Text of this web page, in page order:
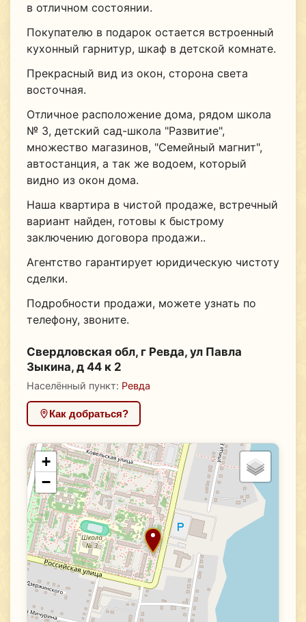
в отличном состоянии.
Покупателю в подарок остается встроенный
кухонный гарнитур, шкаф в детской комнате.
Прекрасный вид из окон, сторона света
восточная.
Отличное расположение дома, рядом школа
№ 3, детский сад-школа "Развитие",
множество магазинов, "Семейный магнит",
автостанция, а так же водоем, который
видно из окон дома.
Наша квартира в чистой продаже, встречный
вариант найден, готовы к быстрому
заключению договора продажи..
Агентство гарантирует юридическую чистоту
сделки.
Подробности продажи, можете узнать по
телефону, звоните.
Свердловская обл, г Ревда, ул Павла
Зыкина, д 44 к 2
Населённый пункт: Ревда
Как добраться?
+
−